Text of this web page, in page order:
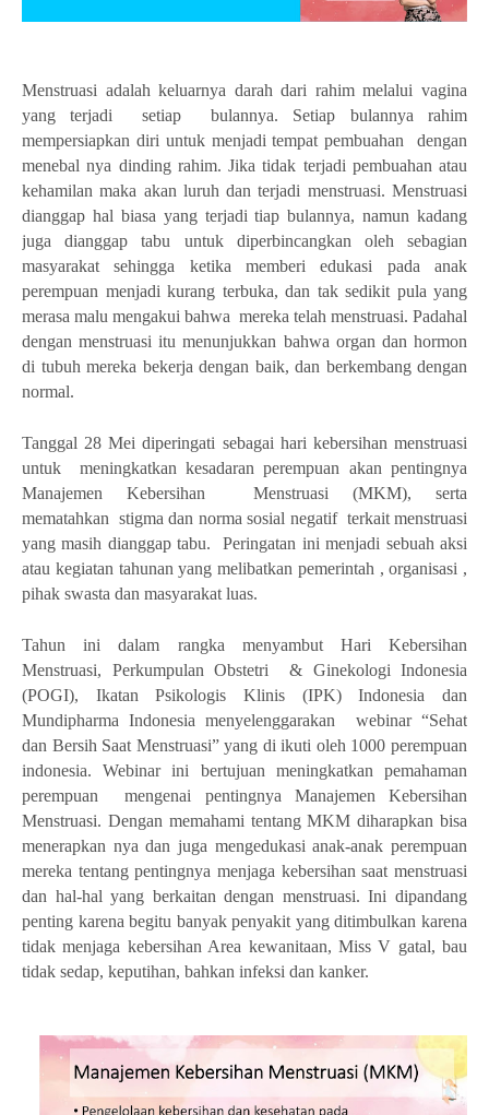
Menstruasi adalah keluarnya darah dari rahim melalui vagina
yang terjadi
setiap
bulannya. Setiap bulannya rahim
mempersiapkan diri untuk menjadi tempat pembuahan
dengan
menebal nya dinding rahim. Jika tidak terjadi pembuahan atau
kehamilan maka akan luruh dan terjadi menstruasi. Menstruasi
dianggap hal biasa yang terjadi tiap bulannya, namun kadang
juga dianggap tabu untuk diperbincangkan oleh sebagian
masyarakat sehingga ketika memberi edukasi pada anak
perempuan menjadi kurang terbuka, dan tak sedikit pula yang
merasa malu mengakui bahwa mereka telah menstruasi. Padahal
dengan menstruasi itu menunjukkan bahwa organ dan hormon
di tubuh mereka bekerja dengan baik, dan berkembang dengan
normal.
Tanggal 28 Mei diperingati sebagai hari kebersihan menstruasi
untuk meningkatkan kesadaran perempuan akan pentingnya
Manajemen Kebersihan
Menstruasi (MKM), serta
mematahkan stigma dan norma sosial negatif terkait menstruasi
yang masih dianggap tabu.
Peringatan ini menjadi sebuah aksi
atau kegiatan tahunan yang melibatkan pemerintah , organisasi ,
pihak swasta dan masyarakat luas.
Tahun ini dalam rangka menyambut Hari Kebersihan
Menstruasi, Perkumpulan Obstetri
& Ginekologi Indonesia
(POGI), Ikatan Psikologis Klinis (IPK) Indonesia dan
Mundipharma Indonesia menyelenggarakan
webinar “Sehat
dan Bersih Saat Menstruasi” yang di ikuti oleh 1000 perempuan
indonesia. Webinar ini bertujuan meningkatkan pemahaman
perempuan
mengenai pentingnya Manajemen Kebersihan
Menstruasi. Dengan memahami tentang MKM diharapkan bisa
menerapkan nya dan juga mengedukasi anak-anak perempuan
mereka tentang pentingnya menjaga kebersihan saat menstruasi
dan hal-hal yang berkaitan dengan menstruasi. Ini dipandang
penting karena begitu banyak penyakit yang ditimbulkan karena
tidak menjaga kebersihan Area kewanitaan, Miss V gatal, bau
tidak sedap, keputihan, bahkan infeksi dan kanker.